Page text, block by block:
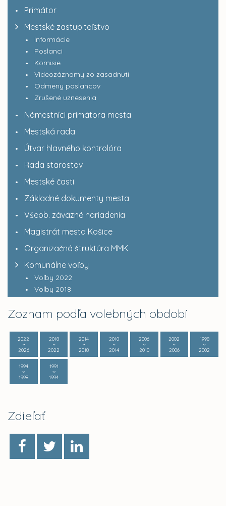
Primátor
Mestské zastupiteľstvo
Informácie
Poslanci
Komisie
Videozáznamy zo zasadnutí
Odmeny poslancov
Zrušené uznesenia
Námestníci primátora mesta
Mestská rada
Útvar hlavného kontrolóra
Rada starostov
Mestské časti
Základné dokumenty mesta
Všeob. záväzné nariadenia
Magistrát mesta Košice
Organizačná štruktúra MMK
Komunálne voľby
Voľby 2022
Voľby 2018
Zoznam podľa volebných období
2022
2026
2018
2022
2014
2018
2010
2014
2006
2010
2002
2006
1998
2002
1994
1998
1991
1994
Zdieľať